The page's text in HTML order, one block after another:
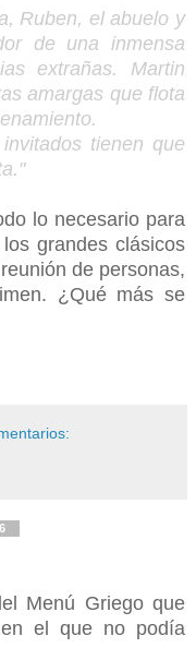
Ruben, el abuelo y
de una inmensa
extrañas. Martin
amargas que flota
tienen que
lo necesario para
grandes clásicos
de personas,
¿Qué más se
Menú Griego que
el que no podía